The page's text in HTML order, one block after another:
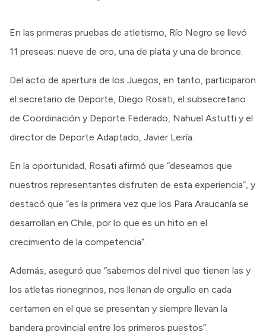
En las primeras pruebas de atletismo, Río Negro se llevó
11 preseas: nueve de oro, una de plata y una de bronce.
Del acto de apertura de los Juegos, en tanto, participaron
el secretario de Deporte, Diego Rosati, el subsecretario
de Coordinación y Deporte Federado, Nahuel Astutti y el
director de Deporte Adaptado, Javier Leiría.
En la oportunidad, Rosati afirmó que “deseamos que
nuestros representantes disfruten de esta experiencia”, y
destacó que “es la primera vez que los Para Araucanía se
desarrollan en Chile, por lo que es un hito en el
crecimiento de la competencia”.
Además, aseguró que “sabemos del nivel que tienen las y
los atletas rionegrinos, nos llenan de orgullo en cada
certamen en el que se presentan y siempre llevan la
bandera provincial entre los primeros puestos”.